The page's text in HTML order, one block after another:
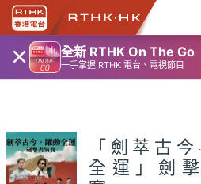
× 全新 RTHK On The Go
一手掌握 RTHK 電台、電視節目
「劍萃古今
全運」劍